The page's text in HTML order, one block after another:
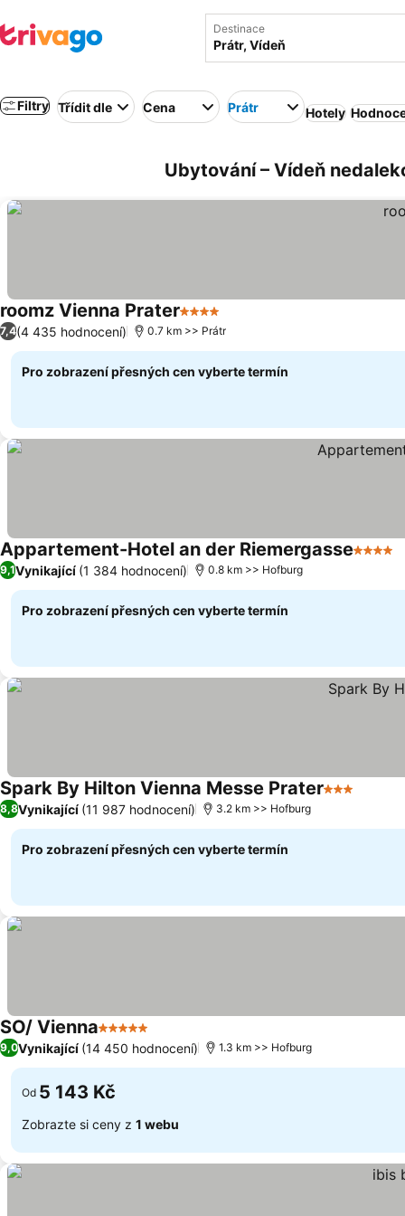
Destinace
Filtry Třídit dle Cena Prátr Hotely
Ubytování – Vídeň
roomz Vienna Prater4 Počet hvězdiček
7,4(4 435 hodnocení) 0.7 km >> Prátr
Pro zobrazení přesných cen vyberte termín
Appartement-Hotel an der Riemergasse4
9,1Vynikající (1 384 hodnocení) 0.8 km >> Hofburg
Pro zobrazení přesných cen vyberte termín
Spark By Hilton Vienna Messe Prater3 Počet
8,8Vynikající (11 987 hodnocení) 3.2 km >> Hofburg
Pro zobrazení přesných cen vyberte termín
SO/ Vienna5 Počet hvězdiček
9,0Vynikající (14 450 hodnocení) 1.3 km >> Hofburg
Od 5 143 Kč
Zobrazte si ceny z 1 webu